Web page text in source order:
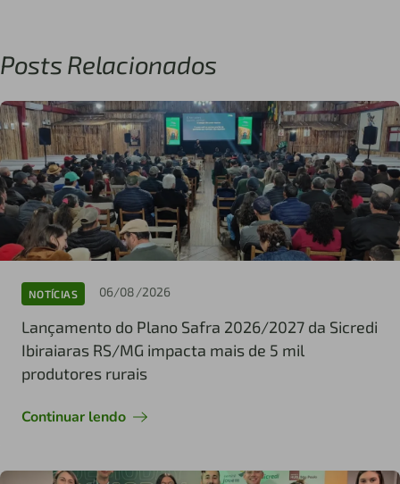
Posts Relacionados
NOTÍCIAS 06/08/2026
Lançamento do Plano Safra 2026/2027 da Sicredi
Ibiraiaras RS/MG impacta mais de 5 mil
produtores rurais
Continuar lendo